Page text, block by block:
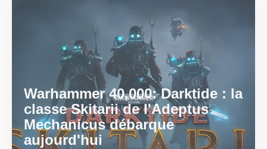
Warhammer 40,000: Darktide : la
classe Skitarii de l'Adeptus
Mechanicus débarque
aujourd'hui